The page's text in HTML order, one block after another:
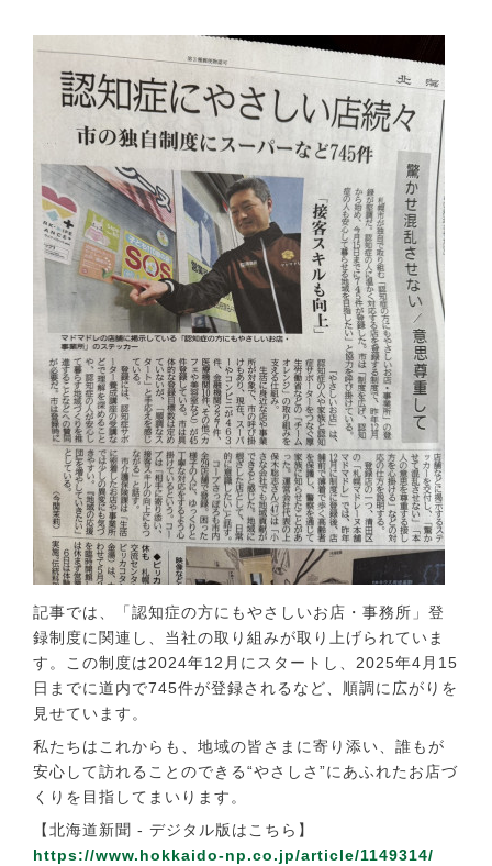
記事では、「認知症の方にもやさしいお店・事務所」登
録制度に関連し、当社の取り組みが取り上げられていま
す。この制度は2024年12月にスタートし、2025年4月15
日までに道内で745件が登録されるなど、順調に広がりを
見せています。
私たちはこれからも、地域の皆さまに寄り添い、誰もが
安心して訪れることのできる“やさしさ”にあふれたお店づ
くりを目指してまいります。
【北海道新聞 - デジタル版はこちら】
https://www.hokkaido-np.co.jp/article/1149314/